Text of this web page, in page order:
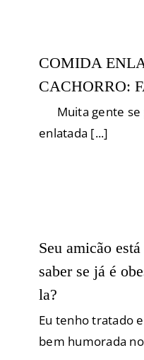
COMIDA
CACHORRO:
Muita gente se
enlatada [...]
Seu amicão
saber se já é
la?
Eu tenho tratado
bem humorada